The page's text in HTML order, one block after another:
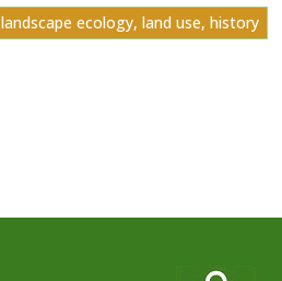
landscape ecology, land use, history